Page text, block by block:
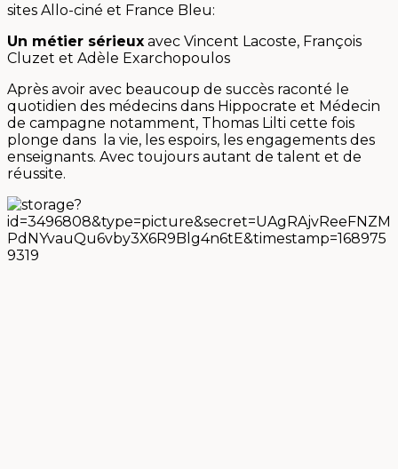
sites Allo-ciné et France Bleu:
Un métier sérieux avec Vincent Lacoste, François
Cluzet et Adèle Exarchopoulos
Après avoir avec beaucoup de succès raconté le
quotidien des médecins dans Hippocrate et Médecin
de campagne notamment, Thomas Lilti cette fois
plonge dans la vie, les espoirs, les engagements des
enseignants. Avec toujours autant de talent et de
réussite.